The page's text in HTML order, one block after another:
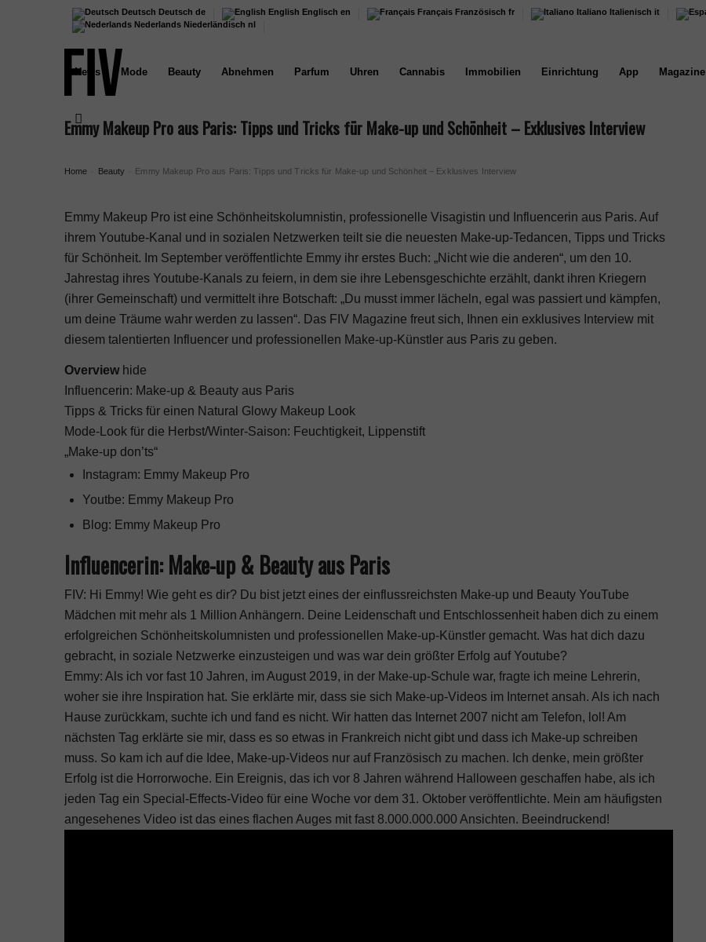
Deutsch Deutsch de English Englisch en Français Französisch fr Italiano Italienisch it
Nederlands Niederländisch nl
News Mode Beauty Abnehmen Parfum Uhren Cannabis Immobilien Einrichtung App Magazine
Emmy Makeup Pro aus Paris: Tipps und Tricks für Make-up und Schönheit – Exklusives Interview
Home Beauty Emmy Makeup Pro aus Paris: Tipps und Tricks für Make-up und Schönheit – Exklusives Interview
Emmy Makeup Pro ist eine Schönheitskolumnistin, professionelle Visagistin und Influencerin aus Paris. Auf
ihrem Youtube-Kanal und in sozialen Netzwerken teilt sie die neuesten Make-up-Tedancen, Tipps und Tricks
für Schönheit. Im September veröffentlichte Emmy ihr erstes Buch: „Nicht wie die anderen“, um den 10.
Jahrestag ihres Youtube-Kanals zu feiern, in dem sie ihre Lebensgeschichte erzählt, dankt ihren Kriegern
(ihrer Gemeinschaft) und vermittelt ihre Botschaft: „Du musst immer lächeln, egal was passiert und kämpfen,
um deine Träume wahr werden zu lassen“. Das FIV Magazine freut sich, Ihnen ein exklusives Interview mit
diesem talentierten Influencer und professionellen Make-up-Künstler aus Paris zu geben.
Overview hide
Influencerin: Make-up & Beauty aus Paris
Tipps & Tricks für einen Natural Glowy Makeup Look
Mode-Look für die Herbst/Winter-Saison: Feuchtigkeit, Lippenstift
„Make-up don’ts“
Instagram: Emmy Makeup Pro
Youtbe: Emmy Makeup Pro
Blog: Emmy Makeup Pro
Influencerin: Make-up & Beauty aus Paris
FIV: Hi Emmy! Wie geht es dir? Du bist jetzt eines der einflussreichsten Make-up und Beauty YouTube
Mädchen mit mehr als 1 Million Anhängern. Deine Leidenschaft und Entschlossenheit haben dich zu einem
erfolgreichen Schönheitskolumnisten und professionellen Make-up-Künstler gemacht. Was hat dich dazu
gebracht, in soziale Netzwerke einzusteigen und was war dein größter Erfolg auf Youtube?
Emmy: Als ich vor fast 10 Jahren, im August 2019, in der Make-up-Schule war, fragte ich meine Lehrerin,
woher sie ihre Inspiration hat. Sie erklärte mir, dass sie sich Make-up-Videos im Internet ansah. Als ich nach
Hause zurückkam, suchte ich und fand es nicht. Wir hatten das Internet 2007 nicht am Telefon, lol! Am
nächsten Tag erklärte sie mir, dass es so etwas in Frankreich nicht gibt und dass ich Make-up schreiben
muss. So kam ich auf die Idee, Make-up-Videos nur auf Französisch zu machen. Ich denke, mein größter
Erfolg ist die Horrorwoche. Ein Ereignis, das ich vor 8 Jahren während Halloween geschaffen habe, als ich
jeden Tag ein Special-Effects-Video für eine Woche vor dem 31. Oktober veröffentlichte. Mein am häufigsten
angesehenes Video ist das eines flachen Auges mit fast 8.000.000.000 Ansichten. Beeindruckend!